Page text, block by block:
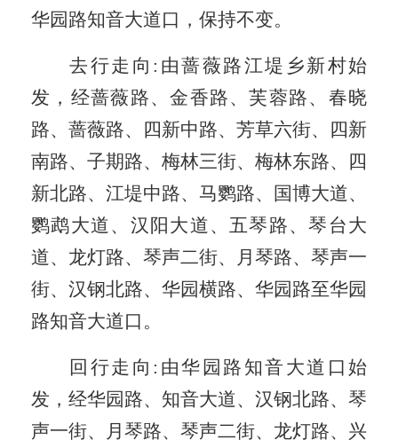
华园路知音大道口，保持不变。
去行走向 : 由蔷薇路江堤乡新村始
发，经蔷薇路、金香路、芙蓉路、春晓
路、蔷薇路、四新中路、 芳草六街、四新
南路、子期路、梅林三街、梅林东路、四
新北路、江堤中路、 马鹦路、国博大道、
鹦鹉大道、汉阳大道、五琴路、琴台大
道、龙灯路、琴声二街、月琴路、琴声一
街、汉钢北路、华园横路、华园路至华园
路知音大道口。
回行走向 : 由华园路知音大道口始
发，经华园路、知音大道、汉钢北路、琴
声一街、月琴路、琴声二街、龙灯路、兴